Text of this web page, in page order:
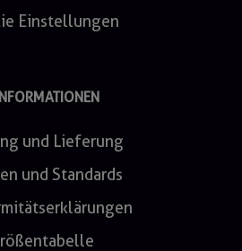
Einstellungen
und Lieferung
und Standards